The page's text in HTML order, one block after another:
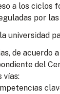
a los ciclos
por
universidad
de acuerdo
del
vías: